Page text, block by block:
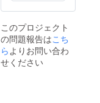
このプロジェクト
の問題報告はこち
らよりお問い合わ
せください